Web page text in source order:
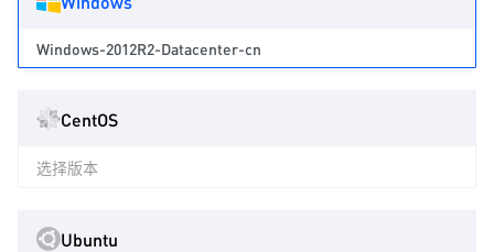
Windows-2012R2-Datacenter-cn
CentOS
选择版本
Ubuntu